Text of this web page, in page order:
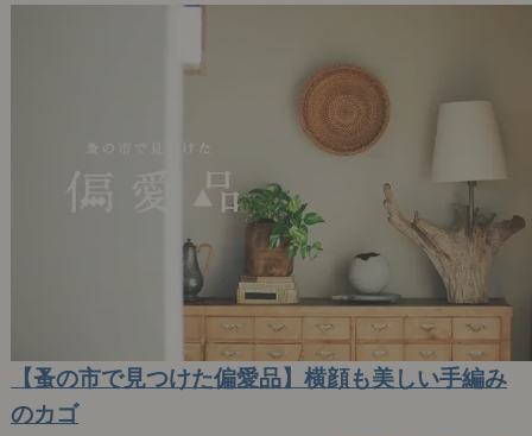
【蚤の市で見つけた偏愛品】横顔も美しい手編み
のカゴ